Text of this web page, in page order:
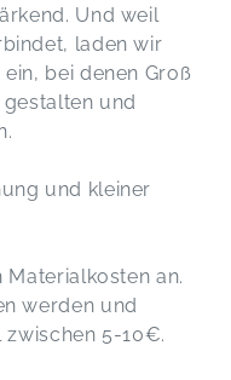
Und weil
laden wir
bei denen Groß
und
und kleiner
an.
werden und
zwischen 5-10€.